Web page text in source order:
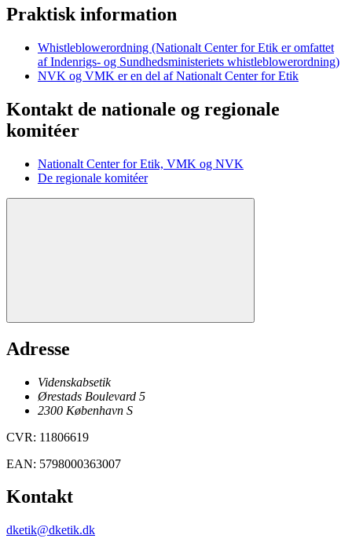
Praktisk information
Whistleblowerordning (Nationalt Center for Etik er omfattet
af Indenrigs- og Sundhedsministeriets whistleblowerordning)
NVK og VMK er en del af Nationalt Center for Etik
Kontakt de nationale og regionale
komitéer
Nationalt Center for Etik, VMK og NVK
De regionale komitéer
Adresse
Videnskabsetik
Ørestads Boulevard 5
2300 København S
CVR: 11806619
EAN: 5798000363007
Kontakt
dketik@dketik.dk